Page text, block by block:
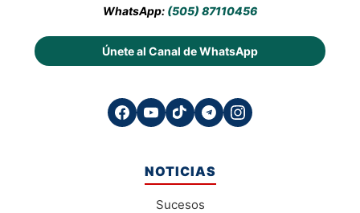
WhatsApp: (505) 87110456
Únete al Canal de WhatsApp
NOTICIAS
Sucesos